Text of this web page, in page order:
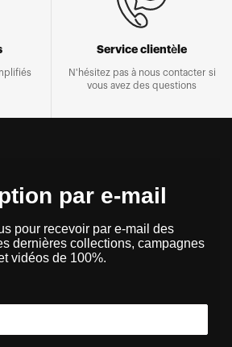
Service clientèle
N'hésitez pas à nous contacter si
vous avez des questions
par e-mail
pour recevoir par e-mail des
dernières collections, campagnes
vidéos de 100%.